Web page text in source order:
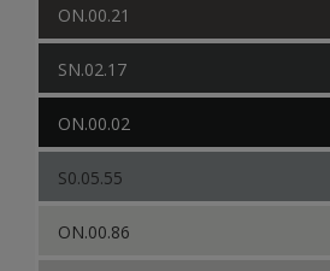
ON.00.21
SN.02.17
ON.00.02
S0.05.55
ON.00.86